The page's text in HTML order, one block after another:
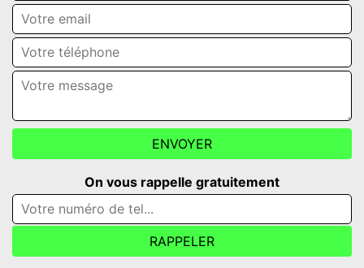
On vous rappelle gratuitement